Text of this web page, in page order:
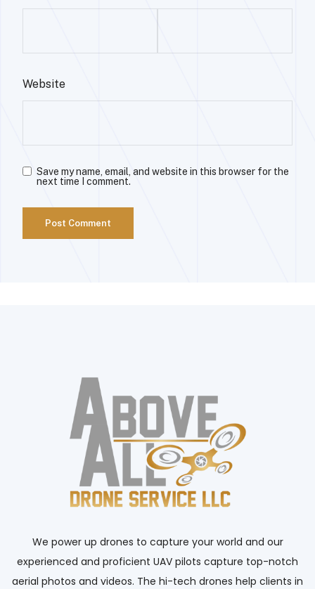
Website
Save my name, email, and website in this browser for the
next time I comment.
We power up drones to capture your world and our
experienced and proficient UAV pilots capture top-notch
aerial photos and videos. The hi-tech drones help clients in